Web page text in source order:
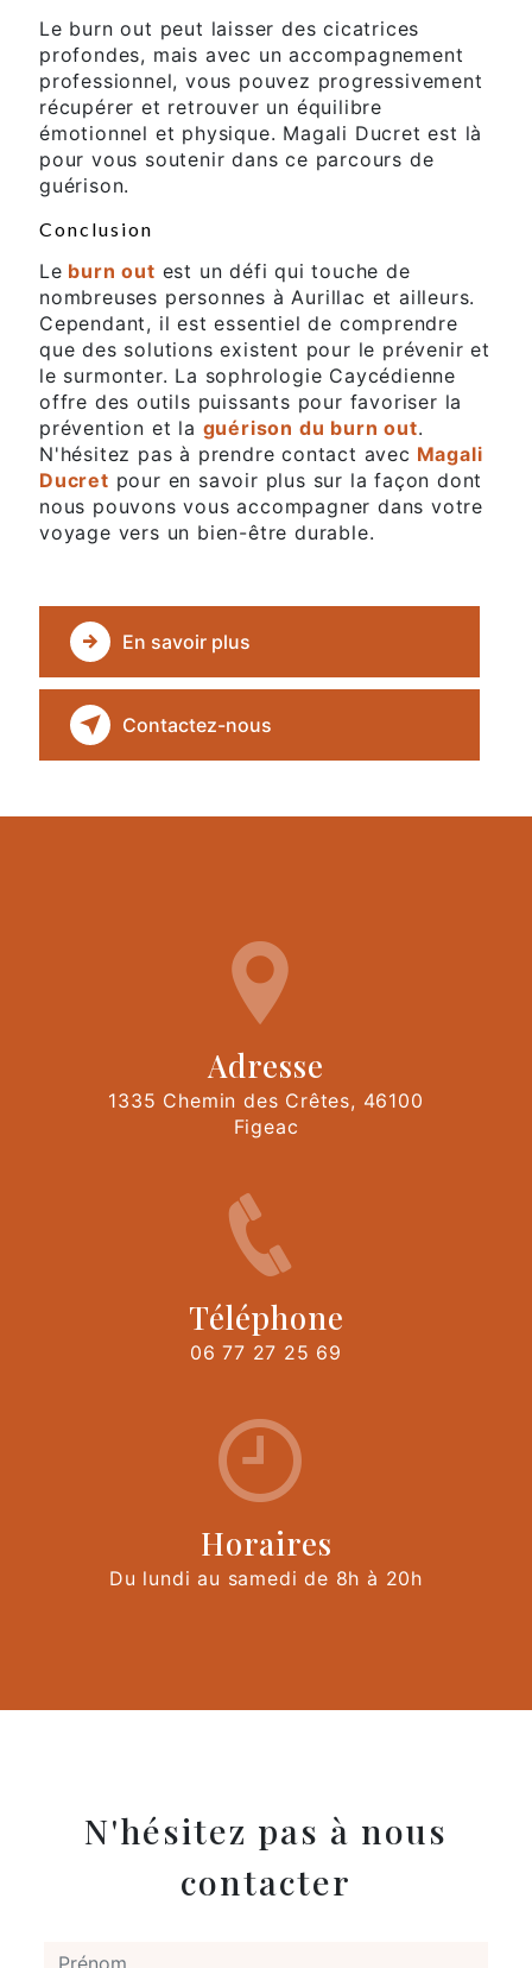
Le burn out peut laisser des cicatrices
profondes, mais avec un accompagnement
professionnel, vous pouvez progressivement
récupérer et retrouver un équilibre
émotionnel et physique. Magali Ducret est là
pour vous soutenir dans ce parcours de
guérison.
Conclusion
Le burn out est un défi qui touche de
nombreuses personnes à Aurillac et ailleurs.
Cependant, il est essentiel de comprendre
que des solutions existent pour le prévenir et
le surmonter. La sophrologie Caycédienne
offre des outils puissants pour favoriser la
prévention et la guérison du burn out.
N'hésitez pas à prendre contact avec Magali
Ducret pour en savoir plus sur la façon dont
nous pouvons vous accompagner dans votre
voyage vers un bien-être durable.
En savoir plus
Contactez-nous
Adresse
1335 Chemin des Crêtes, 46100
Figeac
Téléphone
06 77 27 25 69
Horaires
Du lundi au samedi de 8h à 20h
N'hésitez pas à nous
contacter